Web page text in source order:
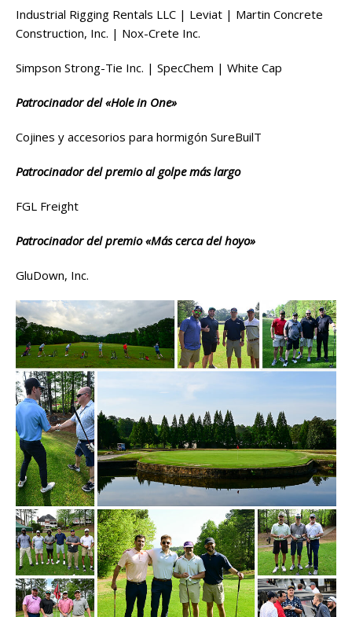
Industrial Rigging Rentals LLC | Leviat | Martin Concrete
Construction, Inc. | Nox-Crete Inc.
Simpson Strong-Tie Inc. | SpecChem | White Cap
Patrocinador del «Hole in One»
Cojines y accesorios para hormigón SureBuilT
Patrocinador del premio al golpe más largo
FGL Freight
Patrocinador del premio «Más cerca del hoyo»
GluDown, Inc.